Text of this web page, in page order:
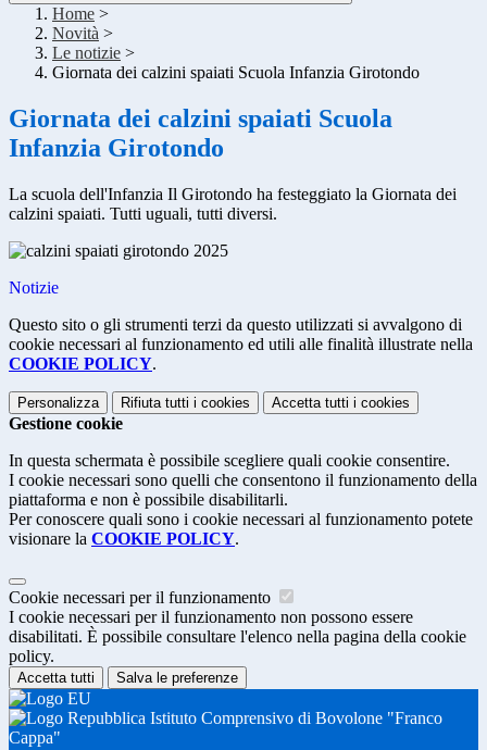
Home >
Novità >
Le notizie >
Giornata dei calzini spaiati Scuola Infanzia Girotondo
Giornata dei calzini spaiati Scuola
Infanzia Girotondo
La scuola dell'Infanzia Il Girotondo ha festeggiato la Giornata dei
calzini spaiati. Tutti uguali, tutti diversi.
Notizie
Questo sito o gli strumenti terzi da questo utilizzati si avvalgono di
cookie necessari al funzionamento ed utili alle finalità illustrate nella
COOKIE POLICY.
Personalizza Rifiuta tutti i cookies Accetta tutti i cookies
Gestione cookie
In questa schermata è possibile scegliere quali cookie consentire.
I cookie necessari sono quelli che consentono il funzionamento della
piattaforma e non è possibile disabilitarli.
Per conoscere quali sono i cookie necessari al funzionamento potete
visionare la COOKIE POLICY.
Cookie necessari per il funzionamento
I cookie necessari per il funzionamento non possono essere
disabilitati. È possibile consultare l'elenco nella pagina della cookie
policy.
Accetta tutti Salva le preferenze
Istituto Comprensivo di Bovolone "Franco
Cappa"